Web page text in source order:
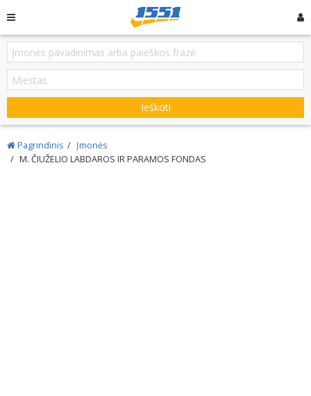
Ieškoti
Pagrindinis
Įmonės
M. ČIUŽELIO LABDAROS IR PARAMOS FONDAS